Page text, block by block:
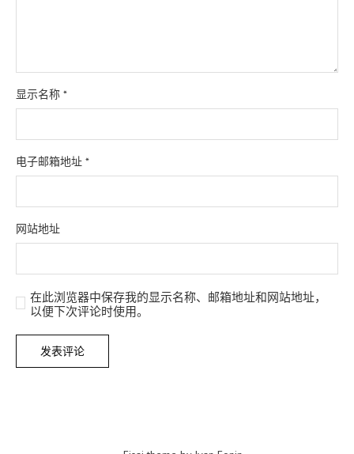
显示名称 *
电子邮箱地址 *
网站地址
在此浏览器中保存我的显示名称、邮箱地址和网站地址，
以便下次评论时使用。